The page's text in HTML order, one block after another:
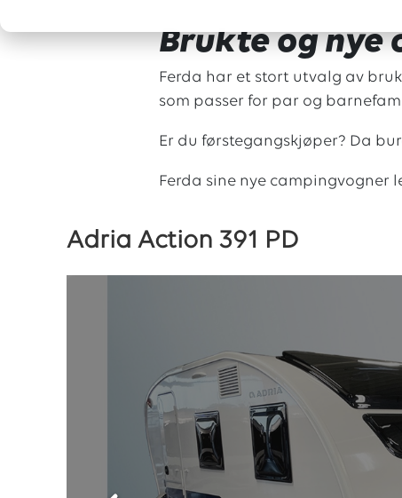
Brukte og nye
Ferda har et stort utvalg av
som passer for par og
Er du førstegangskjøper? Da
Ferda sine nye campingvogner
Adria Action 391 PD